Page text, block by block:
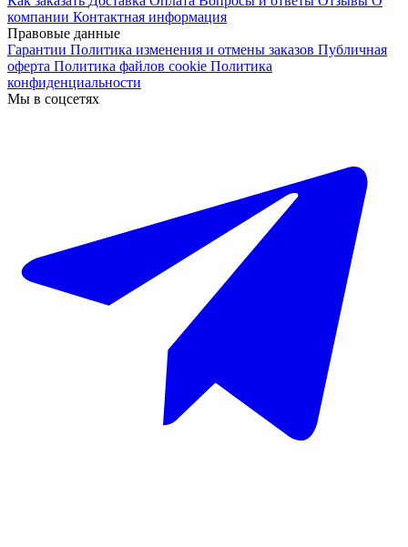
компании Контактная информация
Правовые данные
Гарантии Политика изменения и отмены заказов Публичная
оферта Политика файлов cookie Политика
конфиденциальности
Мы в соцсетях